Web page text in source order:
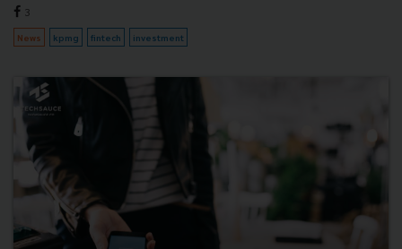
3
News kpmg fintech investment